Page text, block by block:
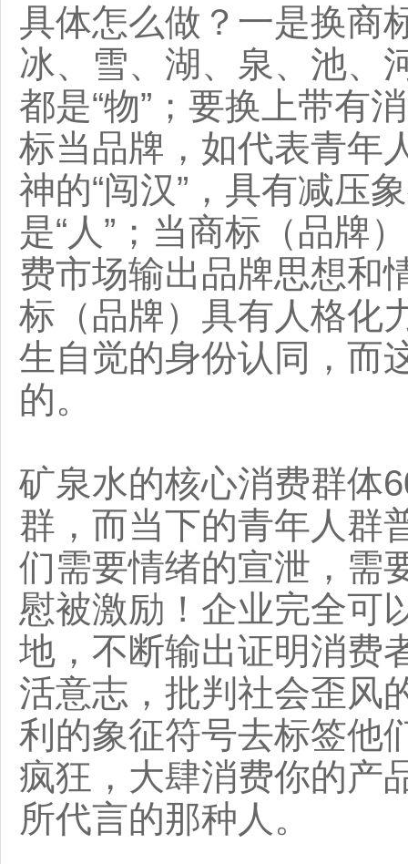
具体怎么做？一是换商
冰、雪、湖、泉、池、
都是“物”；要换上带有
标当品牌，如代表青年
神的“闯汉”，具有减压
是“人”；当商标（品牌
费市场输出品牌思想和
标（品牌）具有人格化
生自觉的身份认同，而
的。
矿泉水的核心消费群体
群，而当下的青年人群
们需要情绪的宣泄，需
慰被激励！企业完全可
地，不断输出证明消费
活意志，批判社会歪风
利的象征符号去标签他
疯狂，大肆消费你的产
所代言的那种人。